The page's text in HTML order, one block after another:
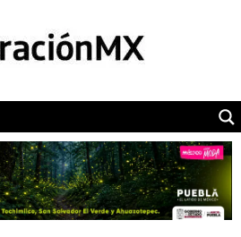
POLÍTICA
CAMALEÓN
OPINIÓN
DEPORTES